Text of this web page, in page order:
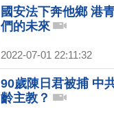
國安法下奔他鄉 港
們的未來
2022-07-01 22:11:32
90歲陳日君被捕 中
齡主教？